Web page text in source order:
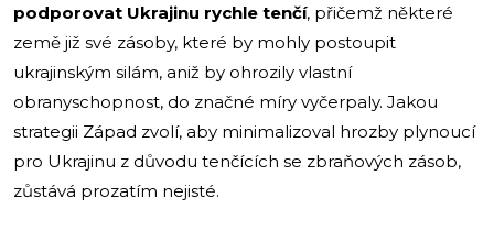
podporovat Ukrajinu rychle tenčí, přičemž některé
země již své zásoby, které by mohly postoupit
ukrajinským silám, aniž by ohrozily vlastní
obranyschopnost, do značné míry vyčerpaly. Jakou
strategii Západ zvolí, aby minimalizoval hrozby plynoucí
pro Ukrajinu z důvodu tenčících se zbraňových zásob,
zůstává prozatím nejisté.